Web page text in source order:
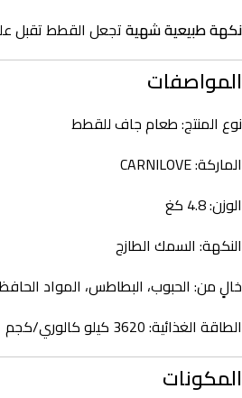
نكهة طبيعية شهيةتجعل القطط تقبل
المواصفات
نوع المنتج: طعام جاف للقطط
الماركة: CARNILOVE
الوزن: 4.8 كغ
النكهة: السمك الطازج
خالٍ من: الحبوب، البطاطس، المواد
الطاقة الغذائية: 3620 كيلو كالوري/كجم
المكونات